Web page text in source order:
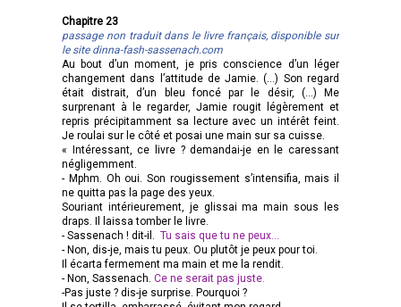
Chapitre 23
passage non traduit dans le livre français, disponible sur
le site dinna-fash-sassenach.com
Au bout d’un moment, je pris conscience d’un léger
changement dans l’attitude de Jamie. (…) Son regard
était distrait, d’un bleu foncé par le désir, (…) Me
surprenant à le regarder, Jamie rougit légèrement et
repris précipitamment sa lecture avec un intérêt feint.
Je roulai sur le côté et posai une main sur sa cuisse.
« Intéressant, ce livre ? demandai-je en le caressant
négligemment.
- Mphm. Oh oui. Son rougissement s’intensifia, mais il
ne quitta pas la page des yeux.
Souriant intérieurement, je glissai ma main sous les
draps. Il laissa tomber le livre.
- Sassenach ! dit-il. Tu sais que tu ne peux…
- Non, dis-je, mais tu peux. Ou plutôt je peux pour toi.
Il écarta fermement ma main et me la rendit.
- Non, Sassenach. Ce ne serait pas juste.
-Pas juste ? dis-je surprise. Pourquoi ?